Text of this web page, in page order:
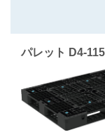
パレット D4-